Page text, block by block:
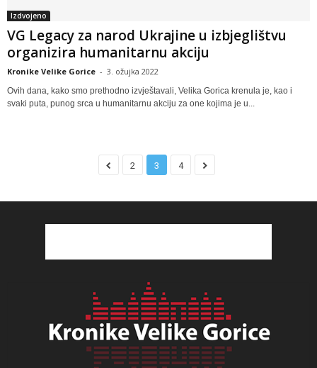
Izdvojeno
VG Legacy za narod Ukrajine u izbjeglištvu
organizira humanitarnu akciju
Kronike Velike Gorice - 3. ožujka 2022
Ovih dana, kako smo prethodno izvještavali, Velika Gorica krenula je, kao i
svaki puta, punog srca u humanitarnu akciju za one kojima je u...
2 3 4